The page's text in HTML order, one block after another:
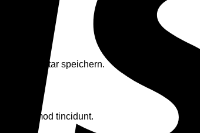
Kommentar speichern.
euismod tincidunt.